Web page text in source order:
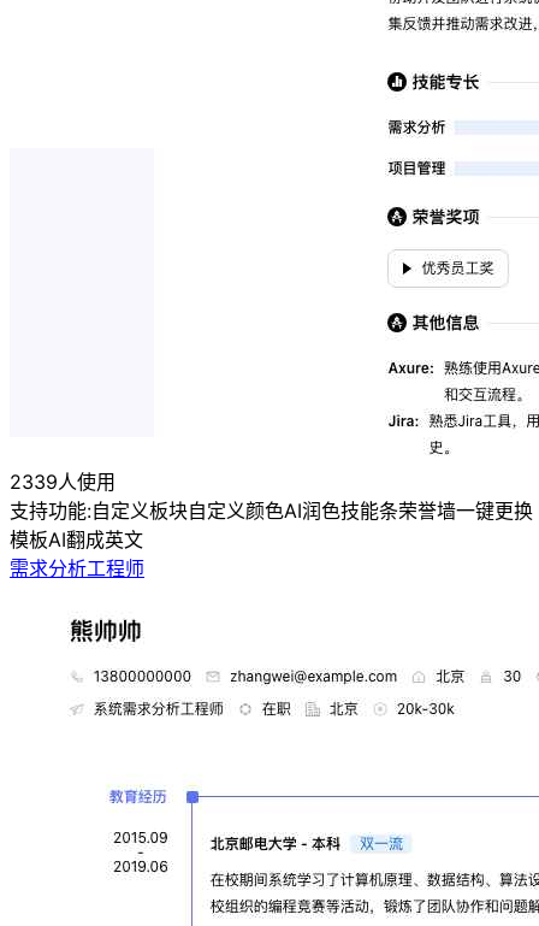
2339人使用
支持功能:自定义板块自定义颜色AI润色技能条荣誉墙一键更换
模板AI翻成英文
需求分析工程师